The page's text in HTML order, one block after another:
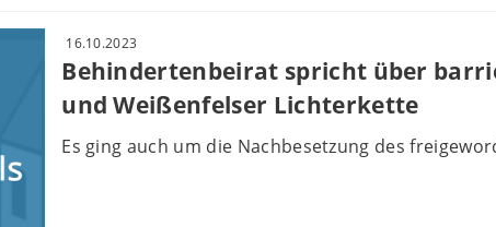
16.10.2023
Behindertenbeirat spricht über
und Weißenfelser Lichterkette
Es ging auch um die Nachbesetzung des